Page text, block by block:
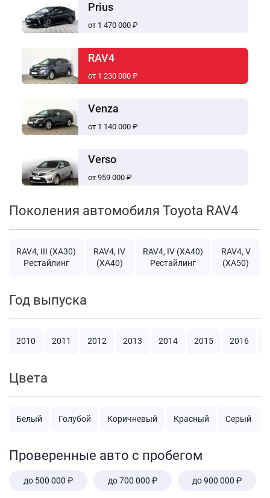
Prius
от 1 470 000 ₽
RAV4
от 1 230 000 ₽
Venza
от 1 140 000 ₽
Verso
от 959 000 ₽
Поколения автомобиля Toyota RAV4
RAV4, III (XA30)
Рестайлинг
RAV4, IV
(XA40)
RAV4, IV (XA40)
Рестайлинг
RAV4, V
(XA50)
Год выпуска
2010 2011 2012 2013 2014 2015 2016
Цвета
Белый Голубой Коричневый Красный Серый
Проверенные авто с пробегом
до 500 000 ₽ до 700 000 ₽ до 900 000 ₽